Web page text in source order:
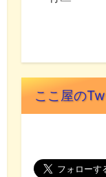
ここ屋の